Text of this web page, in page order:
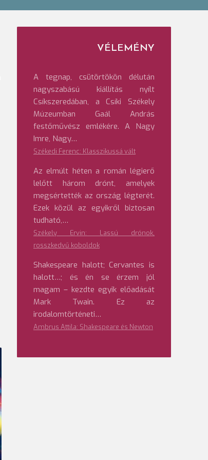
VÉLEMÉNY
A tegnap, csütörtökön délután
nagyszabású kiállítás nyílt
Csíkszeredában, a Csíki Székely
Múzeumban Gaál András
festőművész emlékére. A Nagy
Imre, Nagy…
Székedi Ferenc: Klasszikussá vált
Az elmúlt héten a román légierő
lelőtt három drónt, amelyek
megsértették az ország légterét.
Ezek közül az egyikről biztosan
tudható,…
Székely Ervin: Lassú drónok,
rosszkedvű koboldok
Shakespeare halott; Cervantes is
halott…; és én se érzem jól
magam – kezdte egyik előadását
Mark Twain. Ez az
irodalomtörténeti…
Ambrus Attila: Shakespeare és Newton